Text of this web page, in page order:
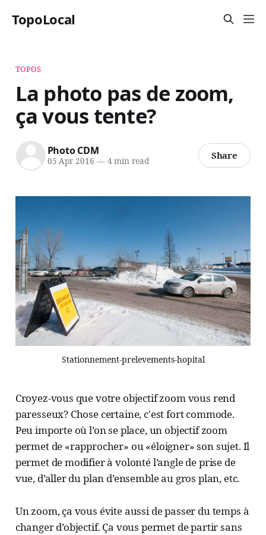
TopoLocal
TOPOS
La photo pas de zoom,
ça vous tente?
Photo CDM
05 Apr 2016 —4 min read Share
Stationnement-prelevements-hopital
Croyez-vous que votre objectif zoom vous rend
paresseux? Chose certaine, c'est fort commode.
Peu importe où l’on se place, un objectif zoom
permet de «rapprocher» ou «éloigner» son sujet. Il
permet de modifier à volonté l’angle de prise de
vue, d’aller du plan d’ensemble au gros plan, etc.
Un zoom, ça vous évite aussi de passer du temps à
changer d’objectif. Ça vous permet de partir sans